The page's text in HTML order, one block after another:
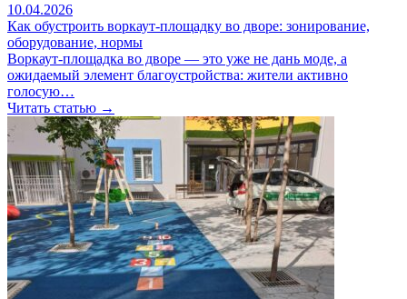
10.04.2026
Как обустроить воркаут-площадку во дворе: зонирование,
оборудование, нормы
Воркаут-площадка во дворе — это уже не дань моде, а
ожидаемый элемент благоустройства: жители активно
голосую…
Читать статью →